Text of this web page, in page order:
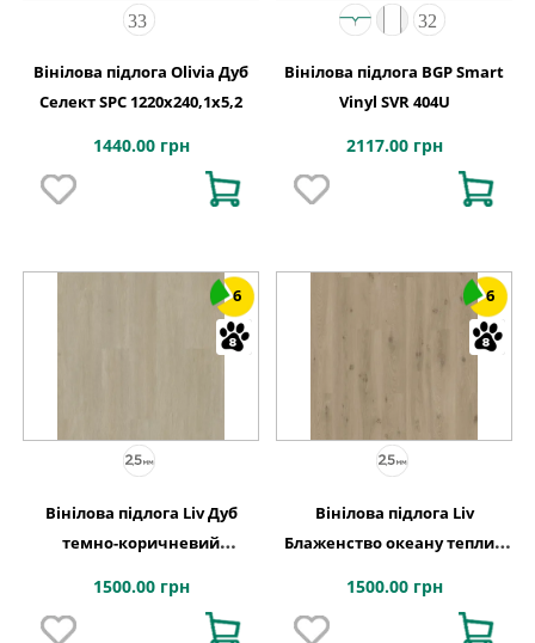
Вінілова підлога Olivia Дуб
Селект SPC 1220х240,1х5,2
1440.00 грн
Вінілова підлога BGP Smart
Vinyl SVR 404U
2117.00 грн
6
Вінілова підлога Liv Дуб
темно-коричневий
Quick-Step
1500.00 грн
6
Вінілова підлога Liv
Блаженство океану теплий
184,15x1219,2x2,5 Quick-Step
1500.00 грн